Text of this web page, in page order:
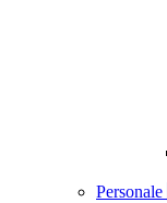
Personale